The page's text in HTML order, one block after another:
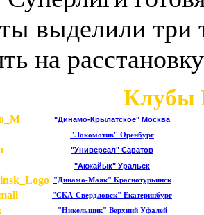
выделили три
на
Клубы
"Динамо-Крылатское" Москва
"Локомотив" Оренбург
"Универсал" Саратов
"Акжайык" Уральск
"Динамо-Маяк" Краснотурьинск
"СКА-Свердловск" Екатеринбург
"Никельщик" Верхний Уфалей